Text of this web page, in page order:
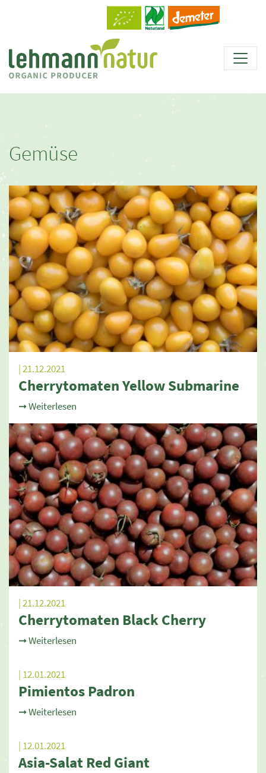
Gemüse
| 21.12.2021
Cherrytomaten Yellow Submarine
➞ Weiterlesen
| 21.12.2021
Cherrytomaten Black Cherry
➞ Weiterlesen
| 12.01.2021
Pimientos Padron
➞ Weiterlesen
| 12.01.2021
Asia-Salat Red Giant